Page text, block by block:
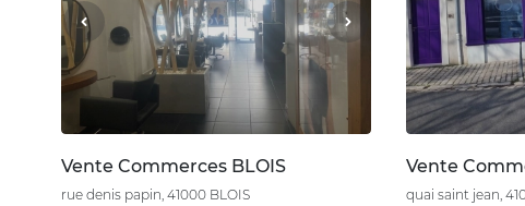
Vente Commerces BLOIS
rue denis papin, 41000 BLOIS
Vente
quai saint jean,